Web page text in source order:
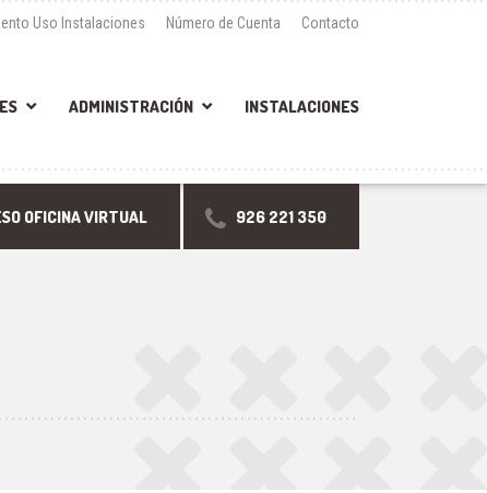
Uso Instalaciones Número de Cuenta Contacto
ADMINISTRACIÓN INSTALACIONES
OFICINA VIRTUAL 926 221 350